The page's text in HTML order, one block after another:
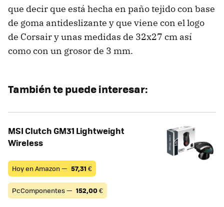
que decir que está hecha en paño tejido con base
de goma antideslizante y que viene con el logo
de Corsair y unas medidas de 32x27 cm así
como con un grosor de 3 mm.
También te puede interesar:
MSI Clutch GM31 Lightweight
Wireless
Hoy en Amazon — 57,31 €
PcComponentes — 152,00€